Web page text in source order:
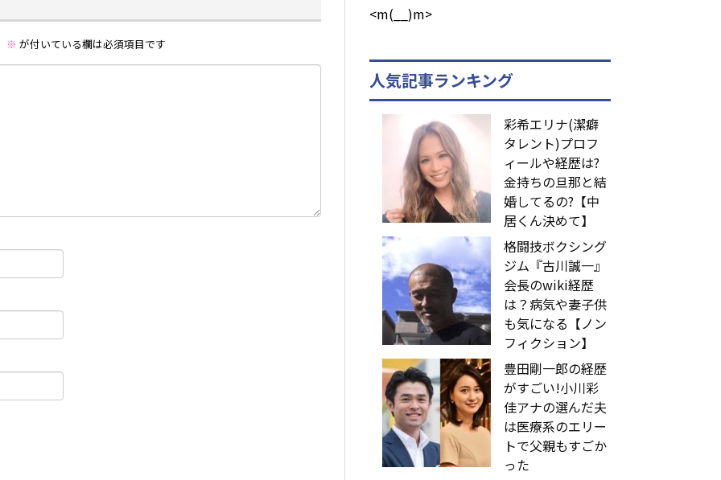
※ が付いている欄は必須項目です
<m(__)m>
人気記事ランキング
彩希エリナ(潔癖
タレント)プロフ
ィールや経歴は?
金持ちの旦那と結
婚してるの?【中
居くん決めて】
格闘技ボクシング
ジム『古川誠一』
会長のwiki経歴
は？病気や妻子供
も気になる【ノン
フィクション】
豊田剛一郎の経歴
がすごい!小川彩
佳アナの選んだ夫
は医療系のエリー
トで父親もすごか
った